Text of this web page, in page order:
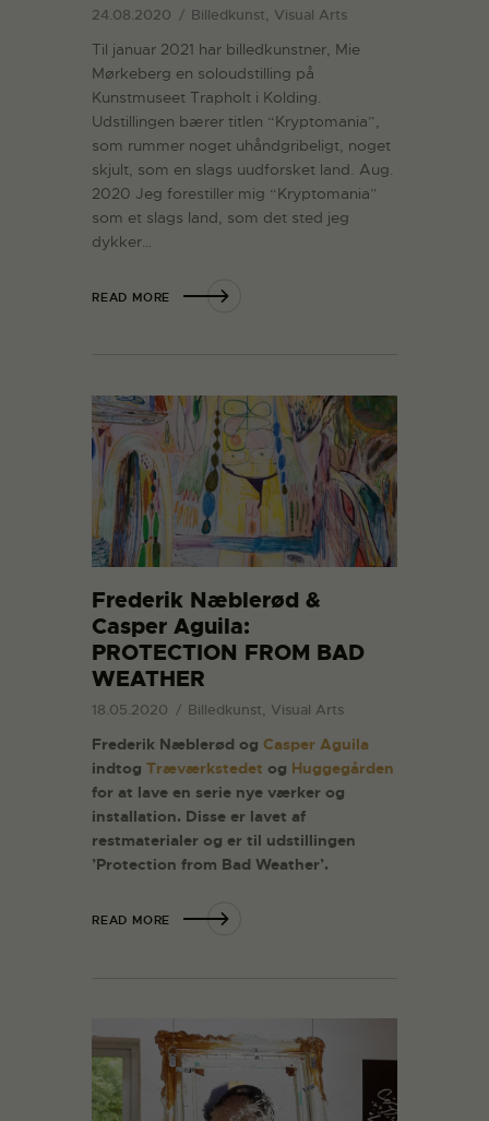
24.08.2020 Billedkunst, Visual Arts
Til januar 2021 har billedkunstner, Mie
Mørkeberg en soloudstilling på
Kunstmuseet Trapholt i Kolding.
Udstillingen bærer titlen “Kryptomania”,
som rummer noget uhåndgribeligt, noget
skjult, som en slags uudforsket land. Aug.
2020 Jeg forestiller mig “Kryptomania”
som et slags land, som det sted jeg
dykker…
READ MORE
Frederik Næblerød &
Casper Aguila:
PROTECTION FROM BAD
WEATHER
18.05.2020 Billedkunst, Visual Arts
Frederik Næblerød og Casper Aguila
indtog Træværkstedet og Huggegården
for at lave en serie nye værker og
installation. Disse er lavet af
restmaterialer og er til udstillingen
’Protection from Bad Weather’.
READ MORE